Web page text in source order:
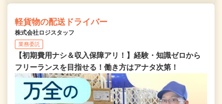
軽貨物の配送ドライバー
株式会社ロジスタッフ
業務委託
【初期費用ナシ＆収入保障アリ！】経験・知識ゼロから
フリーランスを目指せる！働き方はアナタ次第！